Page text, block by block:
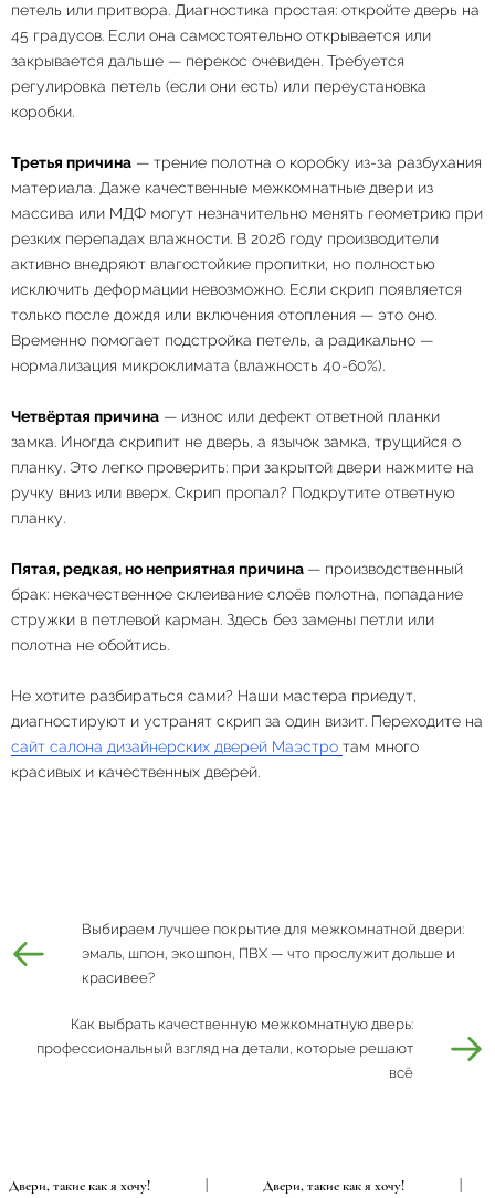
петель или притвора. Диагностика простая: откройте дверь на
45 градусов. Если она самостоятельно открывается или
закрывается дальше — перекос очевиден. Требуется
регулировка петель (если они есть) или переустановка
коробки.
Третья причина — трение полотна о коробку из-за разбухания
материала. Даже качественные межкомнатные двери из
массива или МДФ могут незначительно менять геометрию при
резких перепадах влажности. В 2026 году производители
активно внедряют влагостойкие пропитки, но полностью
исключить деформации невозможно. Если скрип появляется
только после дождя или включения отопления — это оно.
Временно помогает подстройка петель, а радикально —
нормализация микроклимата (влажность 40-60%).
Четвёртая причина — износ или дефект ответной планки
замка. Иногда скрипит не дверь, а язычок замка, трущийся о
планку. Это легко проверить: при закрытой двери нажмите на
ручку вниз или вверх. Скрип пропал? Подкрутите ответную
планку.
Пятая, редкая, но неприятная причина — производственный
брак: некачественное склеивание слоёв полотна, попадание
стружки в петлевой карман. Здесь без замены петли или
полотна не обойтись.
Не хотите разбираться сами? Наши мастера приедут,
диагностируют и устранят скрип за один визит. Переходите на
сайт салона дизайнерских дверей Маэстро там много
красивых и качественных дверей.
Выбираем лучшее покрытие для межкомнатной двери:
эмаль, шпон, экошпон, ПВХ — что прослужит дольше и
красивее?
Как выбрать качественную межкомнатную дверь:
профессиональный взгляд на детали, которые решают
всё
Двери, такие как я хочу! Двери, такие как я хочу!